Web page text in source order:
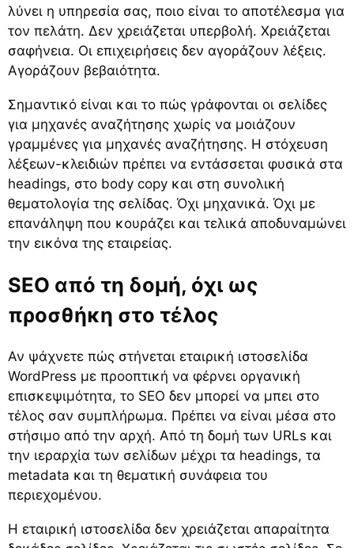
λύνει η υπηρεσία σας, ποιο είναι το αποτέλεσμα για
τον πελάτη. Δεν χρειάζεται υπερβολή. Χρειάζεται
σαφήνεια. Οι επιχειρήσεις δεν αγοράζουν λέξεις.
Αγοράζουν βεβαιότητα.
Σημαντικό είναι και το πώς γράφονται οι σελίδες
για μηχανές αναζήτησης χωρίς να μοιάζουν
γραμμένες για μηχανές αναζήτησης. Η στόχευση
λέξεων-κλειδιών πρέπει να εντάσσεται φυσικά στα
headings, στο body copy και στη συνολική
θεματολογία της σελίδας. Όχι μηχανικά. Όχι με
επανάληψη που κουράζει και τελικά αποδυναμώνει
την εικόνα της εταιρείας.
SEO από τη δομή, όχι ως
προσθήκη στο τέλος
Αν ψάχνετε πώς στήνεται εταιρική ιστοσελίδα
WordPress με προοπτική να φέρνει οργανική
επισκεψιμότητα, το SEO δεν μπορεί να μπει στο
τέλος σαν συμπλήρωμα. Πρέπει να είναι μέσα στο
στήσιμο από την αρχή. Από τη δομή των URLs και
την ιεραρχία των σελίδων μέχρι τα headings, τα
metadata και τη θεματική συνάφεια του
περιεχομένου.
Η εταιρική ιστοσελίδα δεν χρειάζεται απαραίτητα